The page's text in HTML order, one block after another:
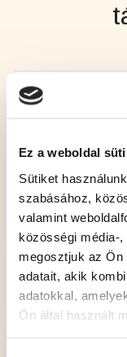
Ez a weboldal
Sütiket
szabásához,
valamint
közösségi média-
megosztjuk az Ön
adatait, akik
adatokkal,
Ön által használt
Nevezési lap
4 Sólyi
eredményei
4. Sólyi
díjazottjai